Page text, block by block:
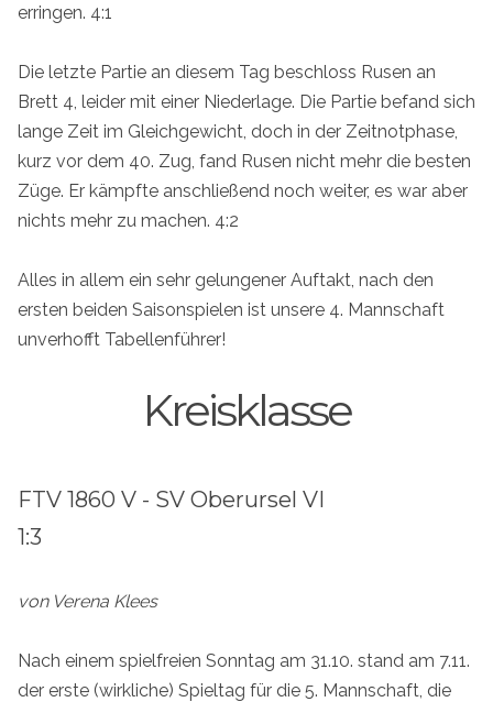
erringen. 4:1
Die letzte Partie an diesem Tag beschloss Rusen an
Brett 4, leider mit einer Niederlage. Die Partie befand sich
lange Zeit im Gleichgewicht, doch in der Zeitnotphase,
kurz vor dem 40. Zug, fand Rusen nicht mehr die besten
Züge. Er kämpfte anschließend noch weiter, es war aber
nichts mehr zu machen. 4:2
Alles in allem ein sehr gelungener Auftakt, nach den
ersten beiden Saisonspielen ist unsere 4. Mannschaft
unverhofft Tabellenführer!
Kreisklasse
FTV 1860 V - SV Oberursel VI
1:3
von Verena Klees
Nach einem spielfreien Sonntag am 31.10. stand am 7.11.
der erste (wirkliche) Spieltag für die 5. Mannschaft, die